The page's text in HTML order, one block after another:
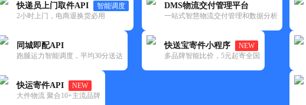
快递员上门取件API
智能调度
2小时上门，电商退换货必用
同城即配API
跑腿运力智能调度，平均30分送达
快运寄件API
NEW
大件物流 聚合10+主流品牌
DMS物流交付管理平台
一站式智慧物流交付管理和数据分析
快送宝寄件小程序
NEW
多品牌智能比价，5元起寄全国